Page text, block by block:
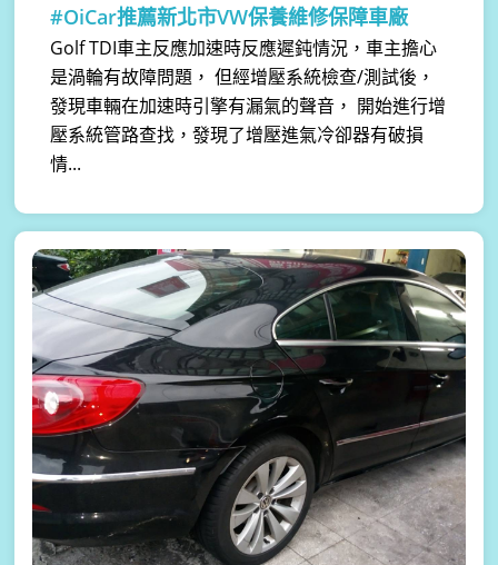
#OiCar推薦新北市VW保養維修保障車廠
Golf TDI車主反應加速時反應遲鈍情況，車主擔心
是渦輪有故障問題， 但經增壓系統檢查/測試後，
發現車輛在加速時引擎有漏氣的聲音， 開始進行增
壓系統管路查找，發現了增壓進氣冷卻器有破損
情...